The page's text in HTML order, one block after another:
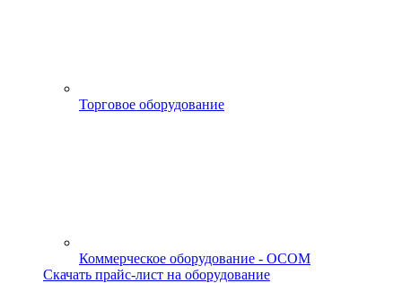
Торговое оборудование
Коммерческое оборудование - OCOM
Скачать прайс-лист на оборудование